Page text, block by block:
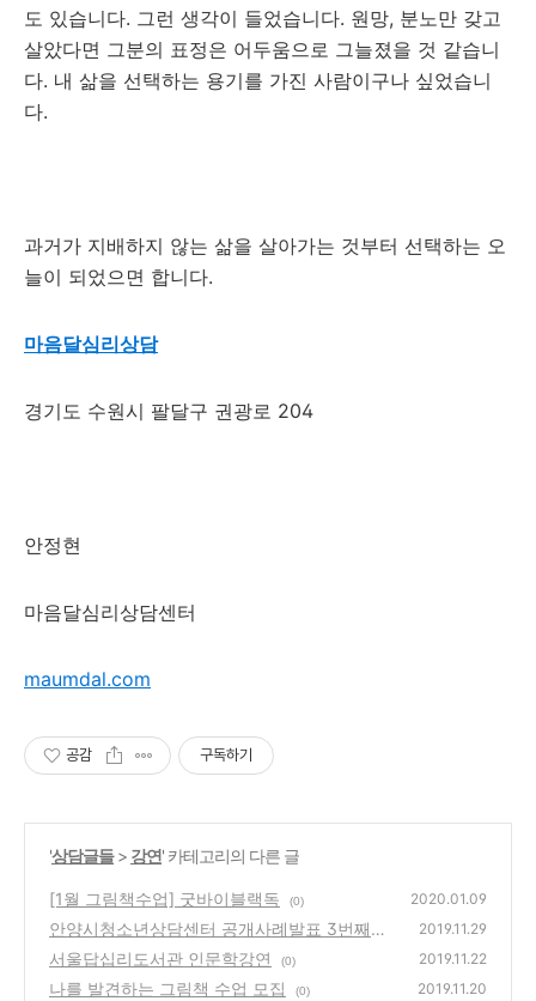
도 있습니다. 그런 생각이 들었습니다. 원망, 분노만 갖고
살았다면 그분의 표정은 어두움으로 그늘졌을 것 같습니
다. 내 삶을 선택하는 용기를 가진 사람이구나 싶었습니
다.
과거가 지배하지 않는 삶을 살아가는 것부터 선택하는 오
늘이 되었으면 합니다.
마음달심리상담
경기도 수원시 팔달구 권광로 204
안정현
마음달심리상담센터
maumdal.com
공감 구독하기
'상담글들> 강연' 카테고리의 다른 글
[1월 그림책수업] 굿바이블랙독 (0) 2020.01.09
안양시청소년상담센터 공개사례발표 3번째
수퍼비전진행
(0)
2019.11.29
서울답십리도서관 인문학강연 (0) 2019.11.22
나를 발견하는 그림책 수업 모집 (0) 2019.11.20